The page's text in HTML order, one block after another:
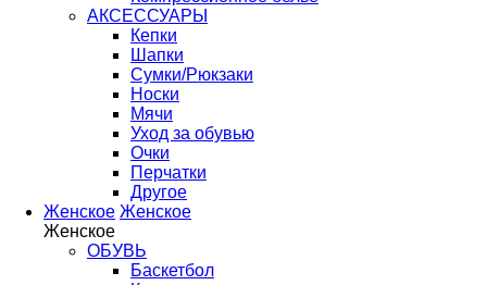
АКСЕССУАРЫ
Кепки
Шапки
Сумки/Рюкзаки
Носки
Мячи
Уход за обувью
Очки
Перчатки
Другое
Женское Женское
Женское
ОБУВЬ
Баскетбол